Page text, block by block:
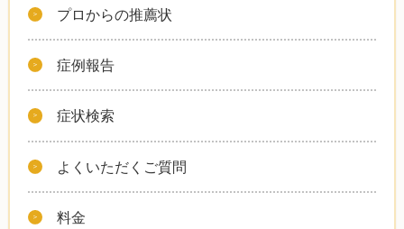
プロからの推薦状
症例報告
症状検索
よくいただくご質問
料金